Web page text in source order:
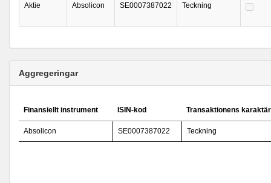
Aktie Absolicon SE0007387022 Teckning
Aggregeringar
Finansiellt instrument ISIN-kod Transaktionens karaktär
Absolicon SE0007387022 Teckning